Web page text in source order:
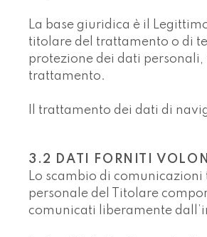
La base giuridica è il
titolare del trattamento o di
protezione dei dati
trattamento.
Il trattamento dei dati di
3.2 DATI FORNITI
Lo scambio di
personale del Titolare
comunicati liberamente